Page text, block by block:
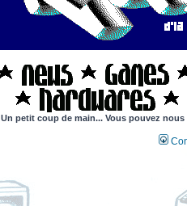
Un petit coup de main... Vous pouvez